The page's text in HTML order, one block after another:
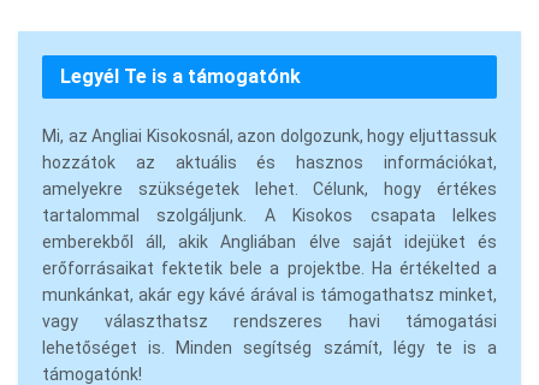
Legyél Te is a támogatónk
Mi, az Angliai Kisokosnál, azon dolgozunk, hogy eljuttassuk
hozzátok az aktuális és hasznos információkat,
amelyekre szükségetek lehet. Célunk, hogy értékes
tartalommal szolgáljunk. A Kisokos csapata lelkes
emberekből áll, akik Angliában élve saját idejüket és
erőforrásaikat fektetik bele a projektbe. Ha értékelted a
munkánkat, akár egy kávé árával is támogathatsz minket,
vagy választhatsz rendszeres havi támogatási
lehetőséget is. Minden segítség számít, légy te is a
támogatónk!